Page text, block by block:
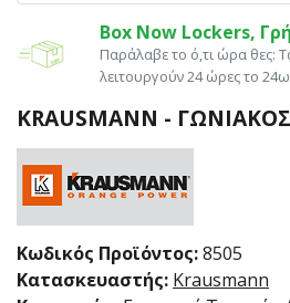
Box Now Lockers,
Παράλαβε το ό,τι ώρα θες:
λειτουργούν 24 ώρες το
KRAUSMANN -
Κωδικός Προϊόντος:8505
Κατασκευαστής: Krausmann